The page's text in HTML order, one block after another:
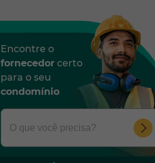
Encontre o
fornecedor certo
para o seu
condomínio